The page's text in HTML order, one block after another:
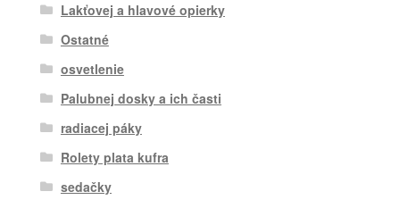
Lakťovej a hlavové opierky
Ostatné
osvetlenie
Palubnej dosky a ich časti
radiacej páky
Rolety plata kufra
sedačky